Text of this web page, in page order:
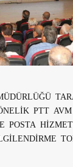
PTT AVM
POSTA